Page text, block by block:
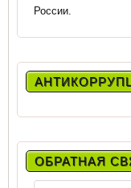
ОБРАТНАЯ